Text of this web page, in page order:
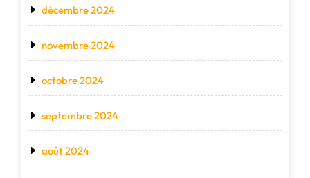
décembre 2024
novembre 2024
octobre 2024
septembre 2024
août 2024